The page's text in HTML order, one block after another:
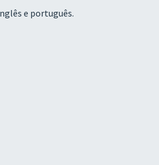
e português.